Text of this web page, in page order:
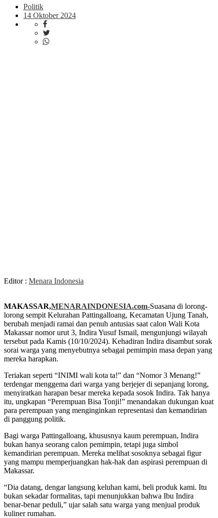
Politik
14 Oktober 2024
Editor : Menara Indonesia
MAKASSAR,MENARAINDONESIA.com-Suasana di lorong-
lorong sempit Kelurahan Pattingalloang, Kecamatan Ujung Tanah,
berubah menjadi ramai dan penuh antusias saat calon Wali Kota
Makassar nomor urut 3, Indira Yusuf Ismail, mengunjungi wilayah
tersebut pada Kamis (10/10/2024). Kehadiran Indira disambut sorak
sorai warga yang menyebutnya sebagai pemimpin masa depan yang
mereka harapkan.
Teriakan seperti “INIMI wali kota ta!” dan “Nomor 3 Menang!”
terdengar menggema dari warga yang berjejer di sepanjang lorong,
menyiratkan harapan besar mereka kepada sosok Indira. Tak hanya
itu, ungkapan “Perempuan Bisa Tonji!” menandakan dukungan kuat
para perempuan yang menginginkan representasi dan kemandirian
di panggung politik.
Bagi warga Pattingalloang, khususnya kaum perempuan, Indira
bukan hanya seorang calon pemimpin, tetapi juga simbol
kemandirian perempuan. Mereka melihat sosoknya sebagai figur
yang mampu memperjuangkan hak-hak dan aspirasi perempuan di
Makassar.
“Dia datang, dengar langsung keluhan kami, beli produk kami. Itu
bukan sekadar formalitas, tapi menunjukkan bahwa Ibu Indira
benar-benar peduli,” ujar salah satu warga yang menjual produk
kuliner rumahan.